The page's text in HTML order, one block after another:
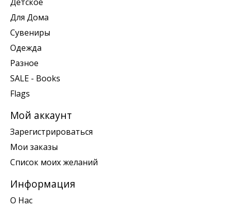
Для Дома
Сувениры
Одежда
Разное
SALE - Books
Flags
Мой аккаунт
Зарегистрироваться
Мои заказы
Список моих желаний
Информация
О Нас